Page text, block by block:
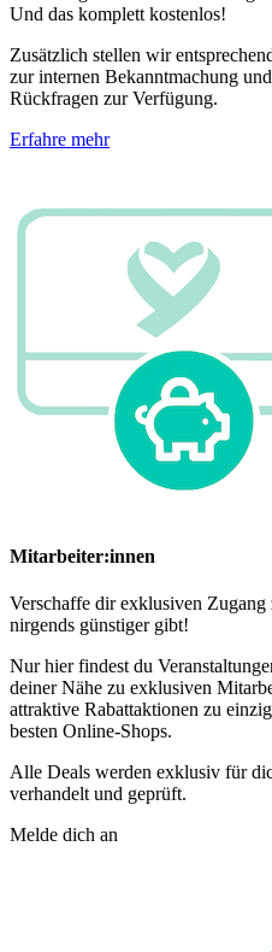
Und das komplett kostenlos!
Zusätzlich stellen wir
zur internen Bekanntmachung
Rückfragen zur Verfügung.
Erfahre mehr
Mitarbeiter:innen
Verschaffe dir exklusiven Zugang
nirgends günstiger gibt!
Nur hier findest du
deiner Nähe zu exklusiven
attraktive Rabattaktionen zu
besten Online-Shops.
Alle Deals werden exklusiv für
verhandelt und geprüft.
Melde dich an